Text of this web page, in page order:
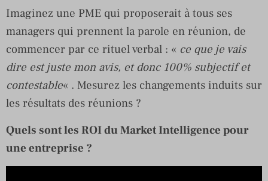
Imaginez une PME qui proposerait à tous ses
managers qui prennent la parole en réunion, de
commencer par ce rituel verbal : « ce que je vais
dire est juste mon avis, et donc 100% subjectif et
contestable« . Mesurez les changements induits sur
les résultats des réunions ?
Quels sont les ROI du Market Intelligence pour
une entreprise ?